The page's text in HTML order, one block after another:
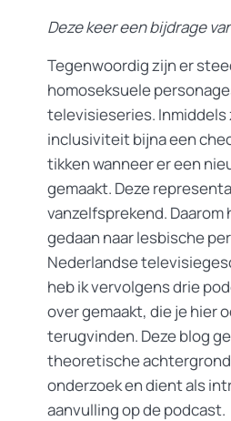
Deze keer een bijdrage
Tegenwoordig zijn er
homoseksuele
televisieseries.
inclusiviteit bijna een
tikken wanneer er een
gemaakt. Deze
vanzelfsprekend. Daarom
gedaan naar lesbische
Nederlandse
heb ik vervolgens drie
over gemaakt, die je hier
terugvinden. Deze blog
theoretische
onderzoek en dient als
aanvulling op de podcast.